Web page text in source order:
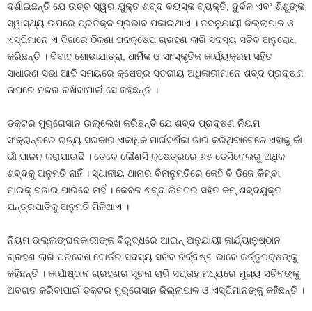
ଦର୍ଶାଇଛନ୍ତି ଯେ ଉଚ୍ଚ ସ୍ୱର ଯୁକ୍ତ ଶବ୍ଦ ବୟସ୍କ ବ୍ୟକ୍ତି, ଦୁର୍ବଳ ଏବଂ ଶିଶୁଙ୍କ
ସ୍ୱାସ୍ଥ୍ୟ ଉପରେ ପ୍ରତିକୂଳ ପ୍ରଭାବ ପକାଇଥାଏ । ତଦନୁଯାୟୀ ଜିଲ୍ଲାପାଳ ଓ
ଏସ୍‍ପିମାନେ ଏ ଦିଗରେ ଠିକଣା ପଦକ୍ଷେପ ଗ୍ରହଣ ଲାଗି ସଦସ୍ୟ ସଚିବ ଅନୁରୋଧ
କରିଛନ୍ତି । ବିବାହ ଶୋଭାଯାତ୍ରା, ଧାର୍ମିକ ଓ ସାଂସ୍କୃତିକ କାର୍ଯ୍ୟକ୍ରମ ସହିତ
ସାଧାରଣ ସଭା ଆଦି ସମୟରେ କ୍ଷେତ୍ର ସ୍ତରୀୟ ଅଧିକାରୀମାନେ ଶବ୍ଦ ପ୍ରଦୂଷଣ
ଉପରେ ନଜର ରଖିବାପାଇଁ ସେ କହିଛନ୍ତି ।
ଡକ୍ଟର ମୁରୁଗେସାନ ଉଲ୍ଲେଖ କରିଛନ୍ତି ଯେ ଶବ୍ଦ ପ୍ରଦୂଷଣ ନିୟମ
ସଂକ୍ରାନ୍ତରେ ରାଜ୍ୟ ସରକାର ଏକାଧିକ ମାର୍ଗଦର୍ଶିକା ଜାରି କରିଥିବାବେଳେ ଏହାକୁ କାଁ
ଭାଁ ପାଳନ କରାଯାଉଛି । ତେବେ କୌଣସି କ୍ଷେତ୍ରରେ ୬୫ ଡେସିବେଲରୁ ଅଧିକ
ଶବ୍ଦକୁ ଅନୁମତି ନାହିଁ । ସ୍ଥାନୀୟ ଥାନାର ବିନାନୁମତିରେ କେହି ବି ଡିଜେ କିମ୍ବା
ମାଇକ୍‍ ବଜାଇ ପାରିବେ ନାହିଁ । କେବଳ ଶବ୍ଦ ଲିମିଟର ସହିତ କମ୍‍ ଶବ୍ଦଯୁକ୍ତ
ଯନ୍ତ୍ରପାତିକୁ ଅନୁମତି ମିଳିଥାଏ ।
ନିୟମ ଉଲ୍ଲଙ୍ଘନକାରୀଙ୍କ ବିରୁଦ୍ଧରେ ଆଇନ୍‍ ଅନୁଯାୟୀ କାର୍ଯ୍ୟାନୁଷ୍ଠାନ
ଗ୍ରହଣ ଲାଗି ପରିବେଶ ବୋର୍ଡର ସଦସ୍ୟ ସଚିବ ନିର୍ଦ୍ଦିଷ୍ଟ ଭାବେ କର୍ତ୍ତୃପକ୍ଷଙ୍କୁ
କହିଛନ୍ତି । କାର୍ଯାଷ୍ଠାନ ଗ୍ରହଣର ସୂଚନା ଚାରି ସପ୍ତାହ ମଧ୍ୟରେ ମୁଖ୍ୟ ସଚିବଙ୍କୁ
ଅବଗତ କରିବାପାଇଁ ଡକ୍ଟର ମୁରୁଗେସାନ ଜିଲ୍ଲାପାଳ ଓ ଏସ୍‍ପିମାନଙ୍କୁ କହିଛନ୍ତି ।